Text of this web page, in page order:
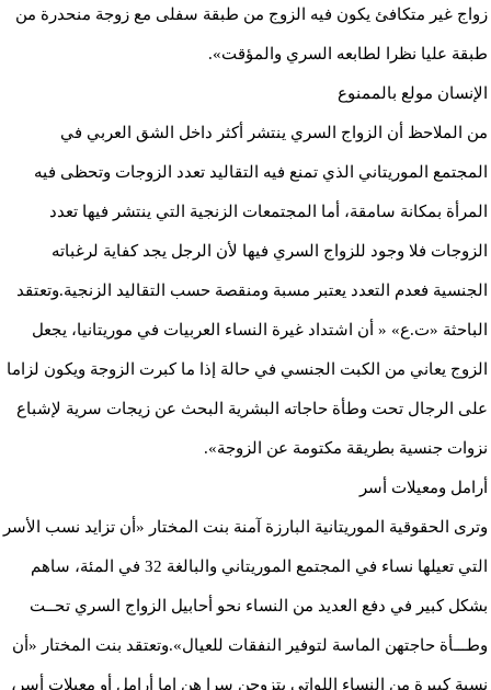
زواج غير متكافئ يكون فيه الزوج من طبقة سفلى مع زوجة منحدرة من
طبقة عليا نظرا لطابعه السري والمؤقت».
الإنسان مولع بالممنوع
من الملاحظ أن الزواج السري ينتشر أكثر داخل الشق العربي في
المجتمع الموريتاني الذي تمنع فيه التقاليد تعدد الزوجات وتحظى فيه
المرأة بمكانة سامقة، أما المجتمعات الزنجية التي ينتشر فيها تعدد
الزوجات فلا وجود للزواج السري فيها لأن الرجل يجد كفاية لرغباته
الجنسية فعدم التعدد يعتبر مسبة ومنقصة حسب التقاليد الزنجية.وتعتقد
الباحثة «ت.ع» « أن اشتداد غيرة النساء العربيات في موريتانيا، يجعل
الزوج يعاني من الكبت الجنسي في حالة إذا ما كبرت الزوجة ويكون لزاما
على الرجال تحت وطأة حاجاته البشرية البحث عن زيجات سرية لإشباع
نزوات جنسية بطريقة مكتومة عن الزوجة».
أرامل ومعيلات أسر
وترى الحقوقية الموريتانية البارزة آمنة بنت المختار «أن تزايد نسب الأسر
التي تعيلها نساء في المجتمع الموريتاني والبالغة 32 في المئة، ساهم
بشكل كبير في دفع العديد من النساء نحو أحابيل الزواج السري تحــت
وطـــأة حاجتهن الماسة لتوفير النفقات للعيال».وتعتقد بنت المختار «أن
نسبة كبيرة من النساء اللواتي يتزوجن سرا هن إما أرامل أو معيلات أسر،